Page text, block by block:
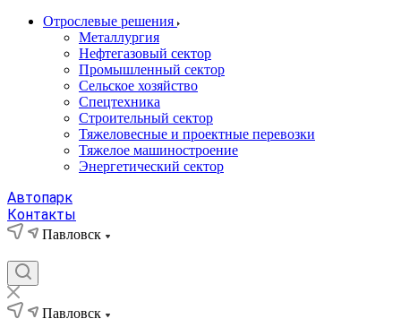
Отрослевые решения
Металлургия
Нефтегазовый сектор
Промышленный сектор
Сельское хозяйство
Спецтехника
Строительный сектор
Тяжеловесные и проектные перевозки
Тяжелое машиностроение
Энергетический сектор
Автопарк
Контакты
Павловск
Павловск